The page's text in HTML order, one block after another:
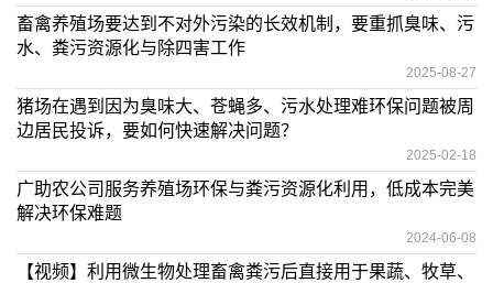
畜禽养殖场要达到不对外污染的长效机制，要重抓臭味、污
水、粪污资源化与除四害工作
2025-08-27
猪场在遇到因为臭味大、苍蝇多、污水处理难环保问题被周
边居民投诉，要如何快速解决问题？
2025-02-18
广助农公司服务养殖场环保与粪污资源化利用，低成本完美
解决环保难题
2024-06-08
【视频】利用微生物处理畜禽粪污后直接用于果蔬、牧草、